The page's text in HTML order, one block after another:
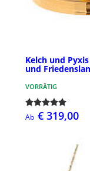
Kelch und
und
VORRÄTIG
Ab € 319,00